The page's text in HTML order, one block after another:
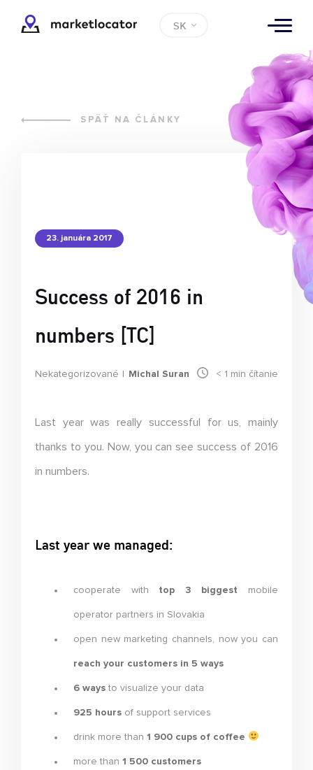
SK
SPÄŤ NA ČLÁNKY
23. januára 2017
Success of 2016 in
numbers [TC]
Nekategorizované Michal Suran < 1 min čítanie
Last year was really successful for us, mainly
thanks to you. Now, you can see success of 2016
in numbers.
Last year we managed:
cooperate with top 3 biggest mobile
operator partners in Slovakia
open new marketing channels, now you can
reach your customers in 5 ways
6 ways to visualize your data
925 hours of support services
drink more than 1 900 cups of coffee
more than 1 500 customers